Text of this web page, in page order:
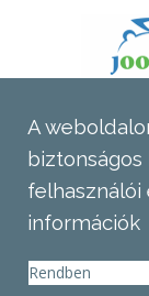
A
felhasználói
információk
Rendben